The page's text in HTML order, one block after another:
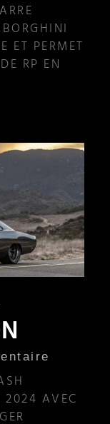
ET PERMET
RP EN
2024 AVEC